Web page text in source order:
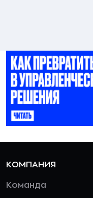
КОМПАНИЯ
Команда